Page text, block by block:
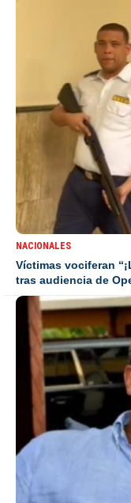
NACIONALES
Víctimas vociferan
tras audiencia de